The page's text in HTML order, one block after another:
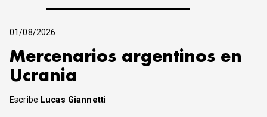
01/08/2026
Mercenarios argentinos en
Ucrania
Escribe Lucas Giannetti